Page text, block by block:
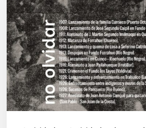
explora
a
través
del
arte
las
tensiones